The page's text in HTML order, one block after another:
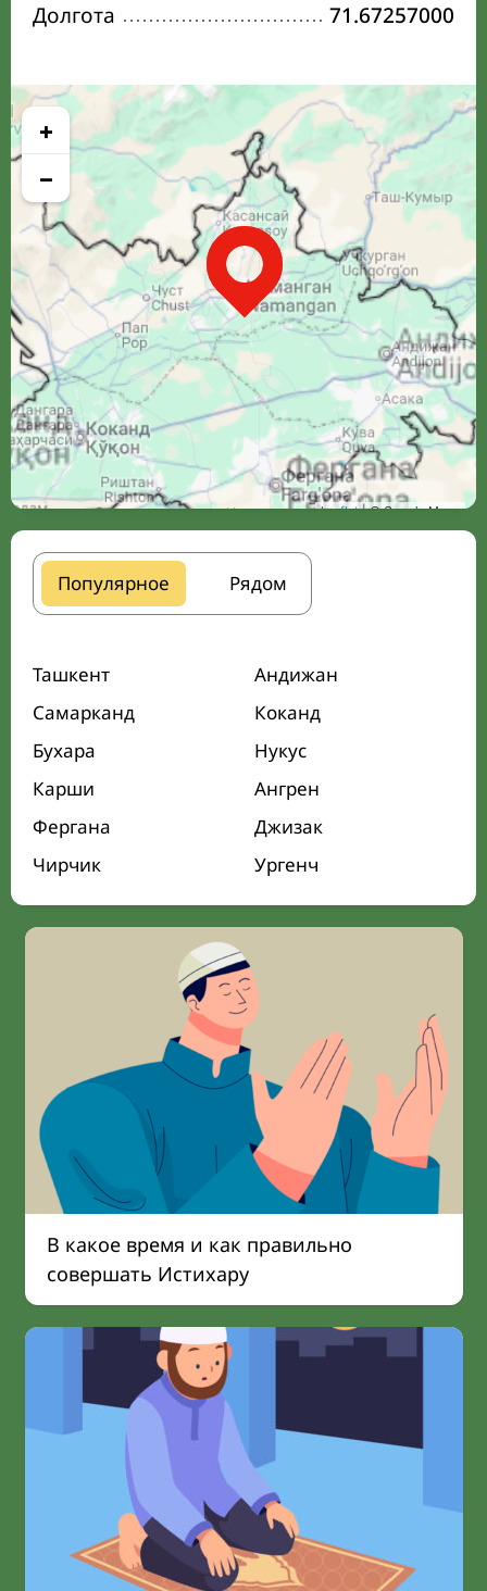
Долгота
71.67257000
+
−
Leaflet| © Google Maps
Популярное Рядом
Ташкент
Андижан
Самарканд
Коканд
Бухара
Нукус
Карши
Ангрен
Фергана
Джизак
Чирчик
Ургенч
В какое время и как правильно
совершать Истихару